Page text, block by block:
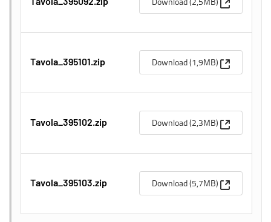
Tavola_395101.zip Download (1,9MB) (Apre una
Tavola_395102.zip Download (2,3MB) (Apre una
Tavola_395103.zip Download (5,7MB) (Apre una